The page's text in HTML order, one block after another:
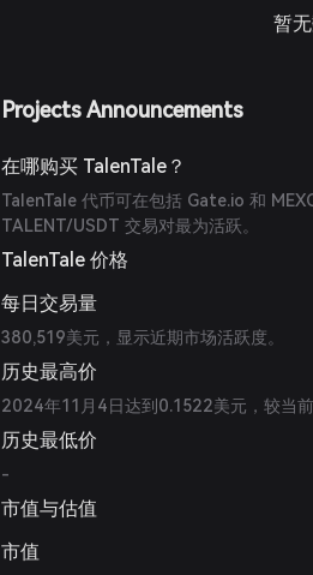
暂
Projects Announcements
在哪购买 TalenTale？
TalenTale 代币可在包括 Gate.io 和
TALENT/USDT 交易对最为活跃。
TalenTale 价格
每日交易量
380,519美元，显示近期市场活跃度。
历史最高价
2024年11月4日达到0.1522美元，较当
历史最低价
-
市值与估值
市值